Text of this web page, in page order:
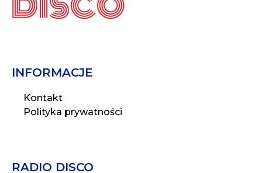
INFORMACJE
Kontakt
Polityka prywatności
RADIO DISCO